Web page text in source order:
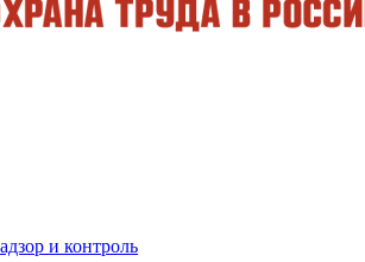
и контроль